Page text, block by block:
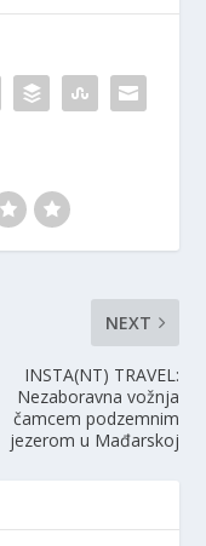
NEXT
INSTA(NT) TRAVEL:
Nezaboravna vožnja
čamcem podzemnim
jezerom u Mađarskoj